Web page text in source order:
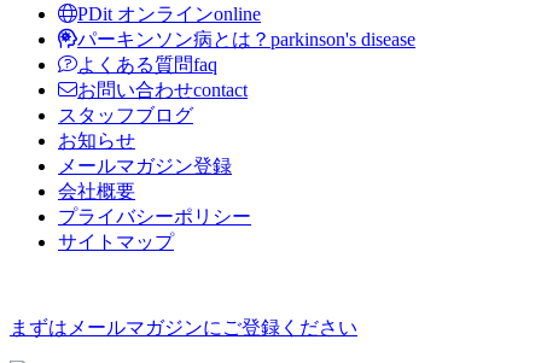
PDit オンラインonline
パーキンソン病とは？ parkinson's disease
よくある質問faq
お問い合わせcontact
スタッフブログ
お知らせ
メールマガジン登録
会社概要
プライバシーポリシー
サイトマップ
まずはメールマガジンにご登録ください